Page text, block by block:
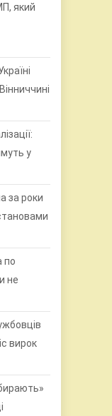
який
у
за роки
по
не
вирок